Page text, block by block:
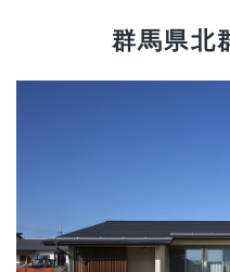
群馬県北